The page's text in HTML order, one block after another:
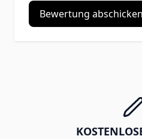
Bewertung abschicken